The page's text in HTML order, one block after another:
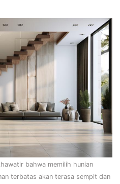
bahwa memilih hunian
terbatas akan terasa sempit dan